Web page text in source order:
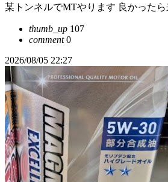
某トンネルでMTやります 良かった
thumb_up 107
comment0
2026/08/05 22:27